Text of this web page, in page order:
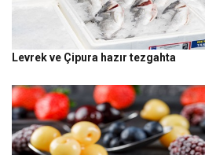
Levrek ve Çipura hazır tezgahta